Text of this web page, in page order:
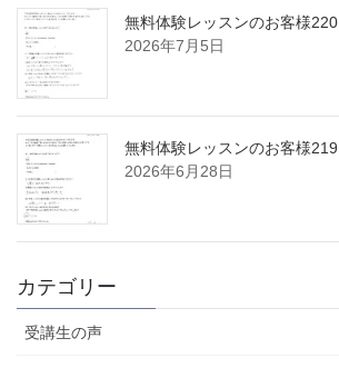
無料体験レッスンのお客様220
2026年7月5日
無料体験レッスンのお客様219
2026年6月28日
カテゴリー
受講生の声